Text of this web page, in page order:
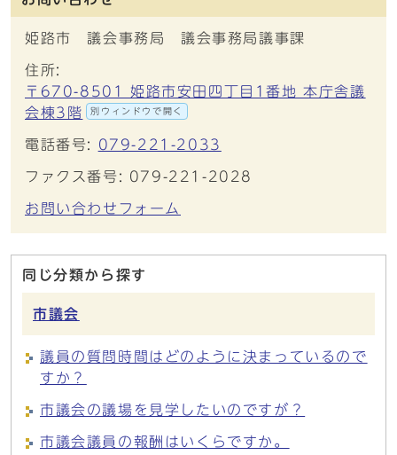
姫路市 議会事務局 議会事務局議事課
住所:
〒670-8501 姫路市安田四丁目1番地 本庁舎議
会棟3階
別ウィンドウで開く
電話番号: 079-221-2033
ファクス番号: 079-221-2028
お問い合わせフォーム
同じ分類から探す
市議会
議員の質問時間はどのように決まっているので
すか？
市議会の議場を見学したいのですが？
市議会議員の報酬はいくらですか。